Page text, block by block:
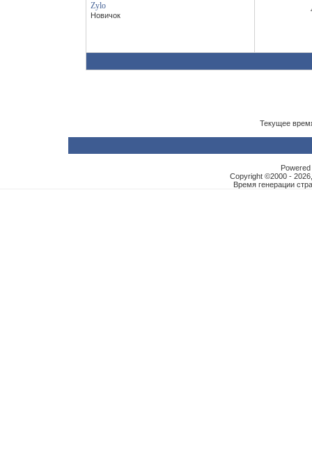
Zylo
Новичок
Текущее
Copyright ©2000 -
Время генерации